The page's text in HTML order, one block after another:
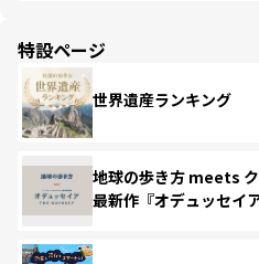
特設ページ
世界遺産ランキング
地球の歩き方 meets
最新作『オデュッセイア